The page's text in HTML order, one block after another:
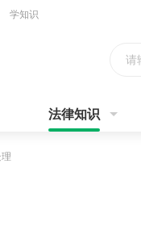
学知识
请
法律知识